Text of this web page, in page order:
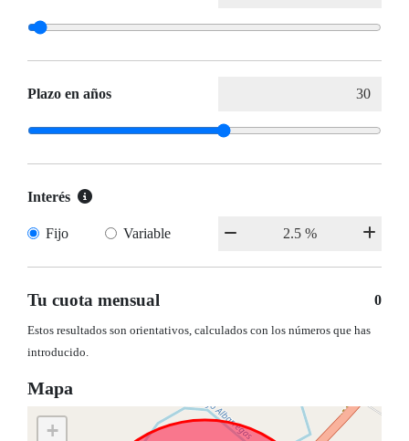
Plazo en años
Interés
Fijo Variable
Tu cuota mensual 0
Estos resultados son orientativos, calculados con los números que has
introducido.
Mapa
+